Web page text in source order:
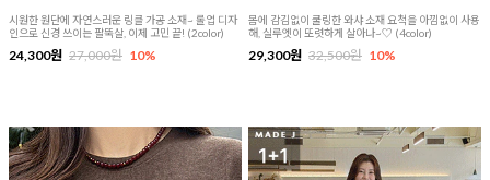
시원한 원단에 자연스러운 링클 가공 소재~ 롤업 디자
인으로 신경 쓰이는 팔뚝살, 이제 고민 끝! (2color)
24,300원 27,000원 10%
몸에 감김없이 쿨링한 와샤 소재 요척을 아낌없이 사용
해, 실루엣이 또렷하게 살아나~♡ (4color)
29,300원 32,500원 10%